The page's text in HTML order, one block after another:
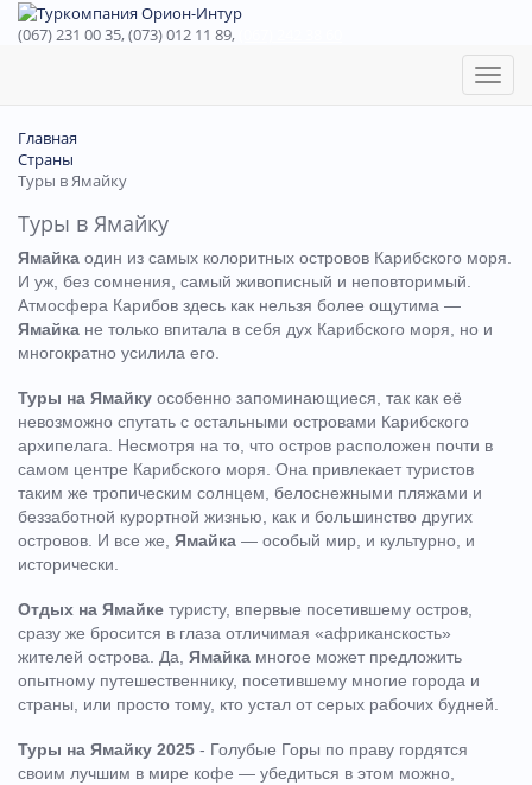
(067) 231 00 35, (073) 012 11 89,
Toggle
Главная
Страны
Туры в Ямайку
Туры в Ямайку
Ямайка один из самых колоритных островов Карибского моря.
И уж, без сомнения, самый живописный и неповторимый.
Атмосфера Карибов здесь как нельзя более ощутима —
Ямайка не только впитала в себя дух Карибского моря, но и
многократно усилила его.
Туры на Ямайку особенно запоминающиеся, так как её
невозможно спутать с остальными островами Карибского
архипелага. Несмотря на то, что остров расположен почти в
самом центре Карибского моря. Она привлекает туристов
таким же тропическим солнцем, белоснежными пляжами и
беззаботной курортной жизнью, как и большинство других
островов. И все же, Ямайка — особый мир, и культурно, и
исторически.
Отдых на Ямайке туристу, впервые посетившему остров,
сразу же бросится в глаза отличимая «африканскость»
жителей острова. Да, Ямайка многое может предложить
опытному путешественнику, посетившему многие города и
страны, или просто тому, кто устал от серых рабочих будней.
Туры на Ямайку 2025 - Голубые Горы по праву гордятся
своим лучшим в мире кофе — убедиться в этом можно,